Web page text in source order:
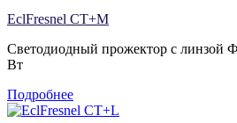
EclFresnel CT+M
Светодиодный прожектор с линзой
Вт
Подробнее